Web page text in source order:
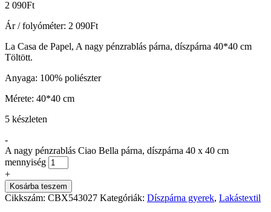
2 090Ft
Ár / folyóméter: 2 090Ft
La Casa de Papel, A nagy pénzrablás párna, díszpárna 40*40 cm
Töltött.
Anyaga: 100% poliészter
Mérete: 40*40 cm
5 készleten
-
A nagy pénzrablás Ciao Bella párna, díszpárna 40 x 40 cm
mennyiség
+
Kosárba teszem
Cikkszám: CBX543027 Kategóriák: Díszpárna gyerek, Lakástextil